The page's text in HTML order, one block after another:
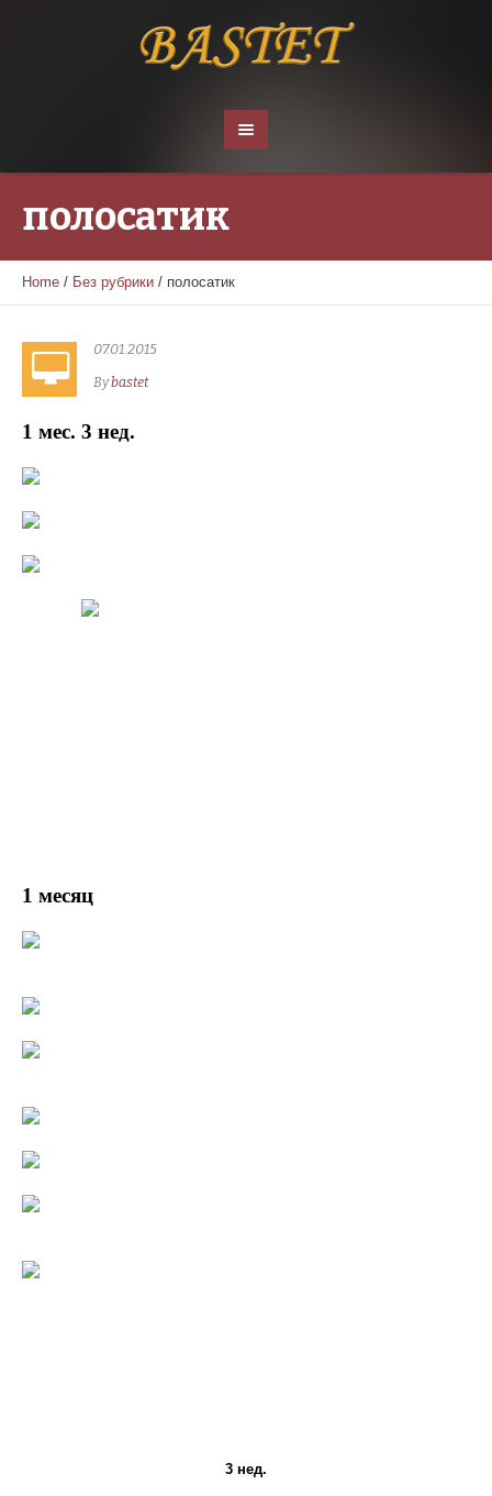
полосатик
Home / Без рубрики / полосатик
07.01.2015
Bybastet
1 мес. 3 нед.
1 месяц
3 нед.